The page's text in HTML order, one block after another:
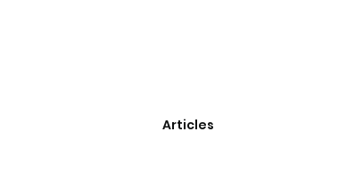
Articles